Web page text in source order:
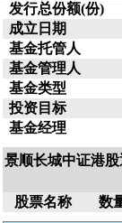
发行总份额(份)
成立日期
基金托管人
基金管理人
基金类型
投资目标
基金经理
景顺长城中证港
股票名称
数